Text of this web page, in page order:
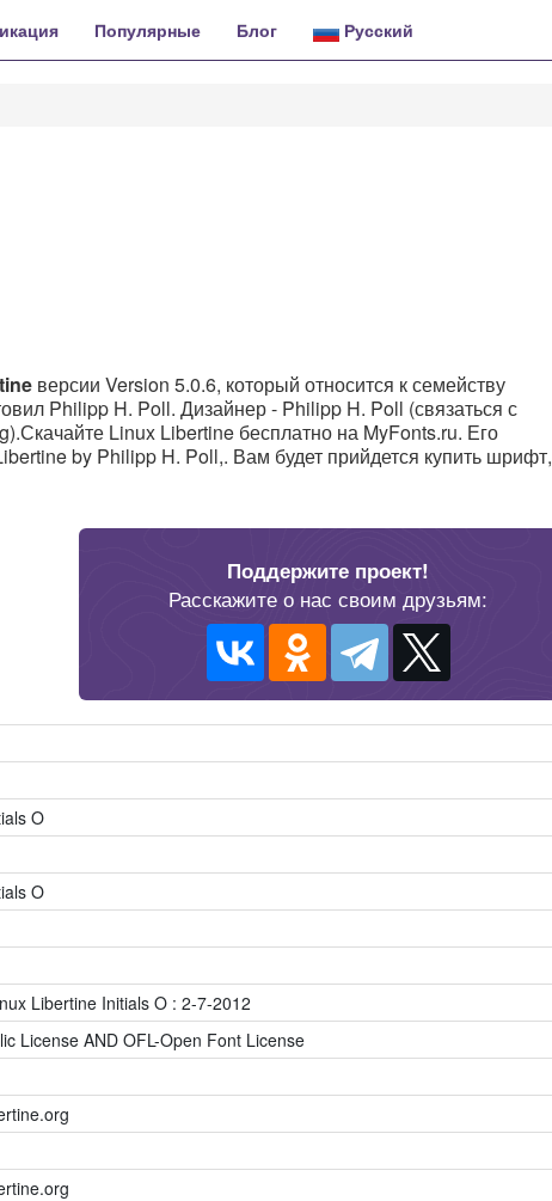
Популярные Блог Русский
версии Version 5.0.6, который относится к семейству
Philipp H. Poll. Дизайнер - Philipp H. Poll (связаться с
Linux Libertine бесплатно на MyFonts.ru. Его
by Philipp H. Poll,. Вам будет прийдется купить шрифт,
Поддержите проект!
Расскажите о нас своим друзьям:
O
O
Libertine Initials O : 2-7-2012
License AND OFL-Open Font License